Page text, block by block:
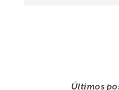
Últimos